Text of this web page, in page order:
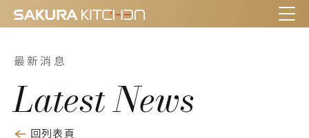
最新消息
Latest News
回列表頁